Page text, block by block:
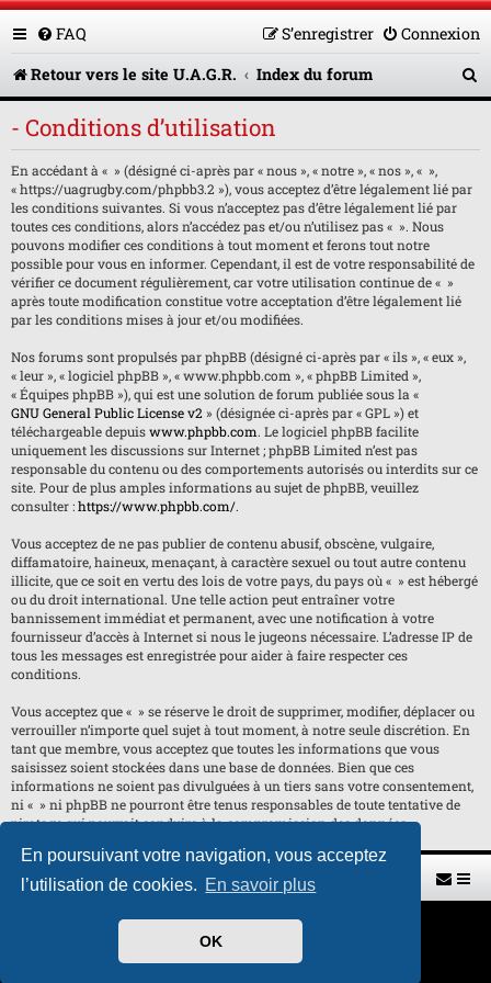
En poursuivant votre navigation, vous acceptez
l’utilisation de cookies. En savoir plus
OK
FAQ Connexion
S’enregistrer
Retour vers le site U.A.G.R.
Index du forum
e
- Conditions d’utilisation
En accédant à « » (désigné ci-après par « nous », « notre », « nos », « »,
« https://uagrugby.com/phpbb3.2 »), vous acceptez d’être légalement lié par
les conditions suivantes. Si vous n’acceptez pas d’être légalement lié par
toutes ces conditions, alors n’accédez pas et/ou n’utilisez pas « ». Nous
pouvons modifier ces conditions à tout moment et ferons tout notre
possible pour vous en informer. Cependant, il est de votre responsabilité de
vérifier ce document régulièrement, car votre utilisation continue de « »
après toute modification constitue votre acceptation d’être légalement lié
par les conditions mises à jour et/ou modifiées.
Nos forums sont propulsés par phpBB (désigné ci-après par « ils », « eux »,
« leur », « logiciel phpBB », « www.phpbb.com », « phpBB Limited »,
« Équipes phpBB »), qui est une solution de forum publiée sous la «
GNU General Public License v2 » (désignée ci-après par « GPL ») et
téléchargeable depuiswww.phpbb.com. Le logiciel phpBB facilite
uniquement les discussions sur Internet ; phpBB Limited n’est pas
responsable du contenu ou des comportements autorisés ou interdits sur ce
site. Pour de plus amples informations au sujet de phpBB, veuillez
consulter :https://www.phpbb.com/.
Vous acceptez de ne pas publier de contenu abusif, obscène, vulgaire,
diffamatoire, haineux, menaçant, à caractère sexuel ou tout autre contenu
illicite, que ce soit en vertu des lois de votre pays, du pays où « » est hébergé
ou du droit international. Une telle action peut entraîner votre
bannissement immédiat et permanent, avec une notification à votre
fournisseur d’accès à Internet si nous le jugeons nécessaire. L’adresse IP de
tous les messages est enregistrée pour aider à faire respecter ces
conditions.
Vous acceptez que « » se réserve le droit de supprimer, modifier, déplacer ou
verrouiller n’importe quel sujet à tout moment, à notre seule discrétion. En
tant que membre, vous acceptez que toutes les informations que vous
saisissez soient stockées dans une base de données. Bien que ces
informations ne soient pas divulguées à un tiers sans votre consentement,
ni « » ni phpBB ne pourront être tenus responsables de toute tentative de
piratage qui pourrait conduire à la compromission des données.
Retour vers le site U.A.G.R. Index du forum
Développé parphpBB® Forum Software © phpBB Limited
Traduit par
Style parH. DREUILHE avec l'aide de CABOT